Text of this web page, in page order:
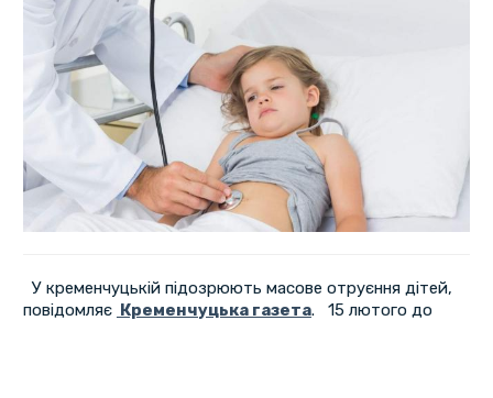
У кременчуцькій підозрюють масове отруєння дітей,
повідомляє Кременчуцька газета. 15 лютого до